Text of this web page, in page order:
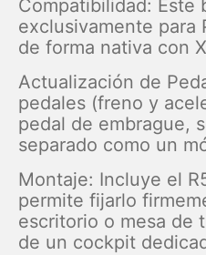
Compatibilidad: Este
exclusivamente para
de forma nativa con
Actualización de
pedales (freno y
pedal de embrague,
separado como un
Montaje: Incluye el
permite fijarlo
escritorio o mesa de
de un cockpit